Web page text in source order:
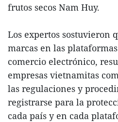
frutos secos Nam Huy.
Los expertos sostuvieron
marcas en las
comercio electrónico,
empresas vietnamitas
las regulaciones y
registrarse para la
cada país y en cada